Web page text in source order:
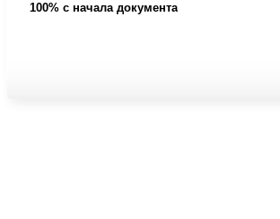
100% с начала документа